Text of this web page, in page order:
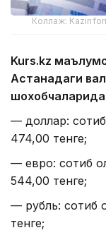
Коллаж:
Kurs.kz
Астанадаги
— доллар:
474,00 тенге;
— евро: сотиб
544,00 тенге;
— рубль: сотиб
тенге;